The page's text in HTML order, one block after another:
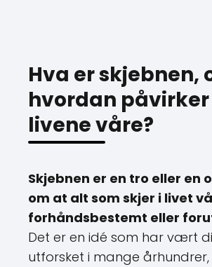
Hva er skjebnen,
hvordan
livene våre?
Skjebnen er en tro eller en
om at alt som skjer i livet
forhåndsbestemt eller
Det er en idé som har vært
utforsket i mange